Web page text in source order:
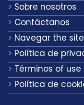
Sobre nosotros
Contáctanos
Navegar the site
Política de
Términos of use
Política de